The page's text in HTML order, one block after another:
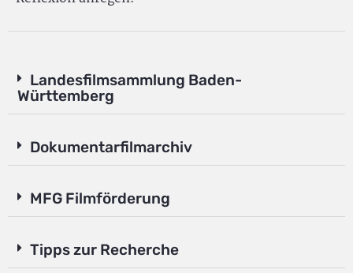
Landesfilmsammlung Baden-
Württemberg
Dokumentarfilmarchiv
MFG Filmförderung
Tipps zur Recherche